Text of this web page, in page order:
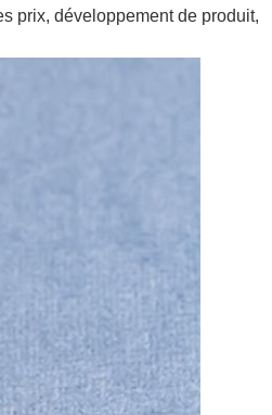
prix, développement de produit,